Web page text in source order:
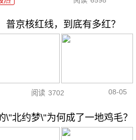
普京核红线，到底有多红？
阅读 3702 08-05
\"北约梦\"为何成了一地鸡毛？